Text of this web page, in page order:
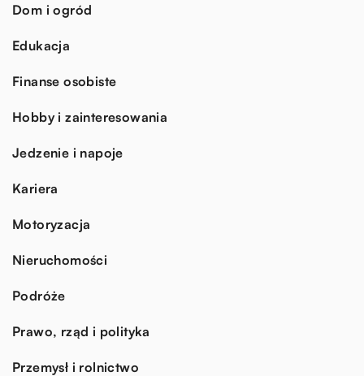
Dom i ogród
Edukacja
Finanse osobiste
Hobby i zainteresowania
Jedzenie i napoje
Kariera
Motoryzacja
Nieruchomości
Podróże
Prawo, rząd i polityka
Przemysł i rolnictwo